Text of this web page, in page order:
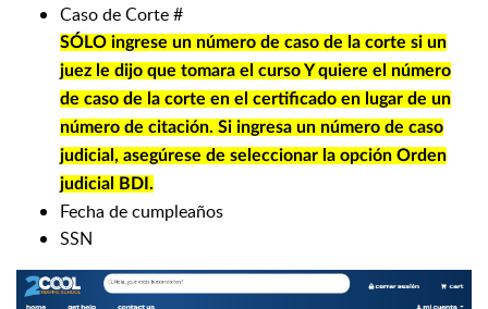
Caso de Corte #
SÓLO ingrese un número de caso de la corte si un
juez le dijo que tomara el curso Y quiere el número
de caso de la corte en el certificado en lugar de un
número de citación. Si ingresa un número de caso
judicial, asegúrese de seleccionar la opción Orden
judicial BDI.
Fecha de cumpleaños
SSN